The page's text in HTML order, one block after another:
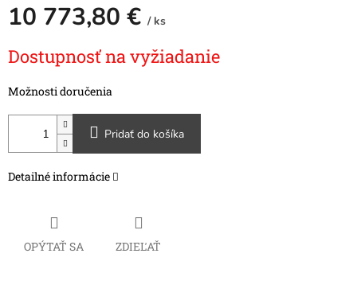
10 773,80 € / ks
cena:
Dostupnosť na vyžiadanie
Možnosti doručenia
Pridať do košíka
Detailné informácie
OPÝTAŤ SA ZDIEĽAŤ